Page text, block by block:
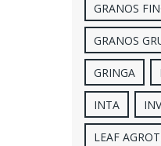
GRANOS
GRANOS
GRINGA
INTA
LEAF